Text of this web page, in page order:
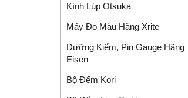
Kính Lúp Otsuka
Máy Đo Màu Hãng Xrite
Dưỡng Kiểm, Pin Gauge Hãng
Eisen
Bộ Đếm Kori